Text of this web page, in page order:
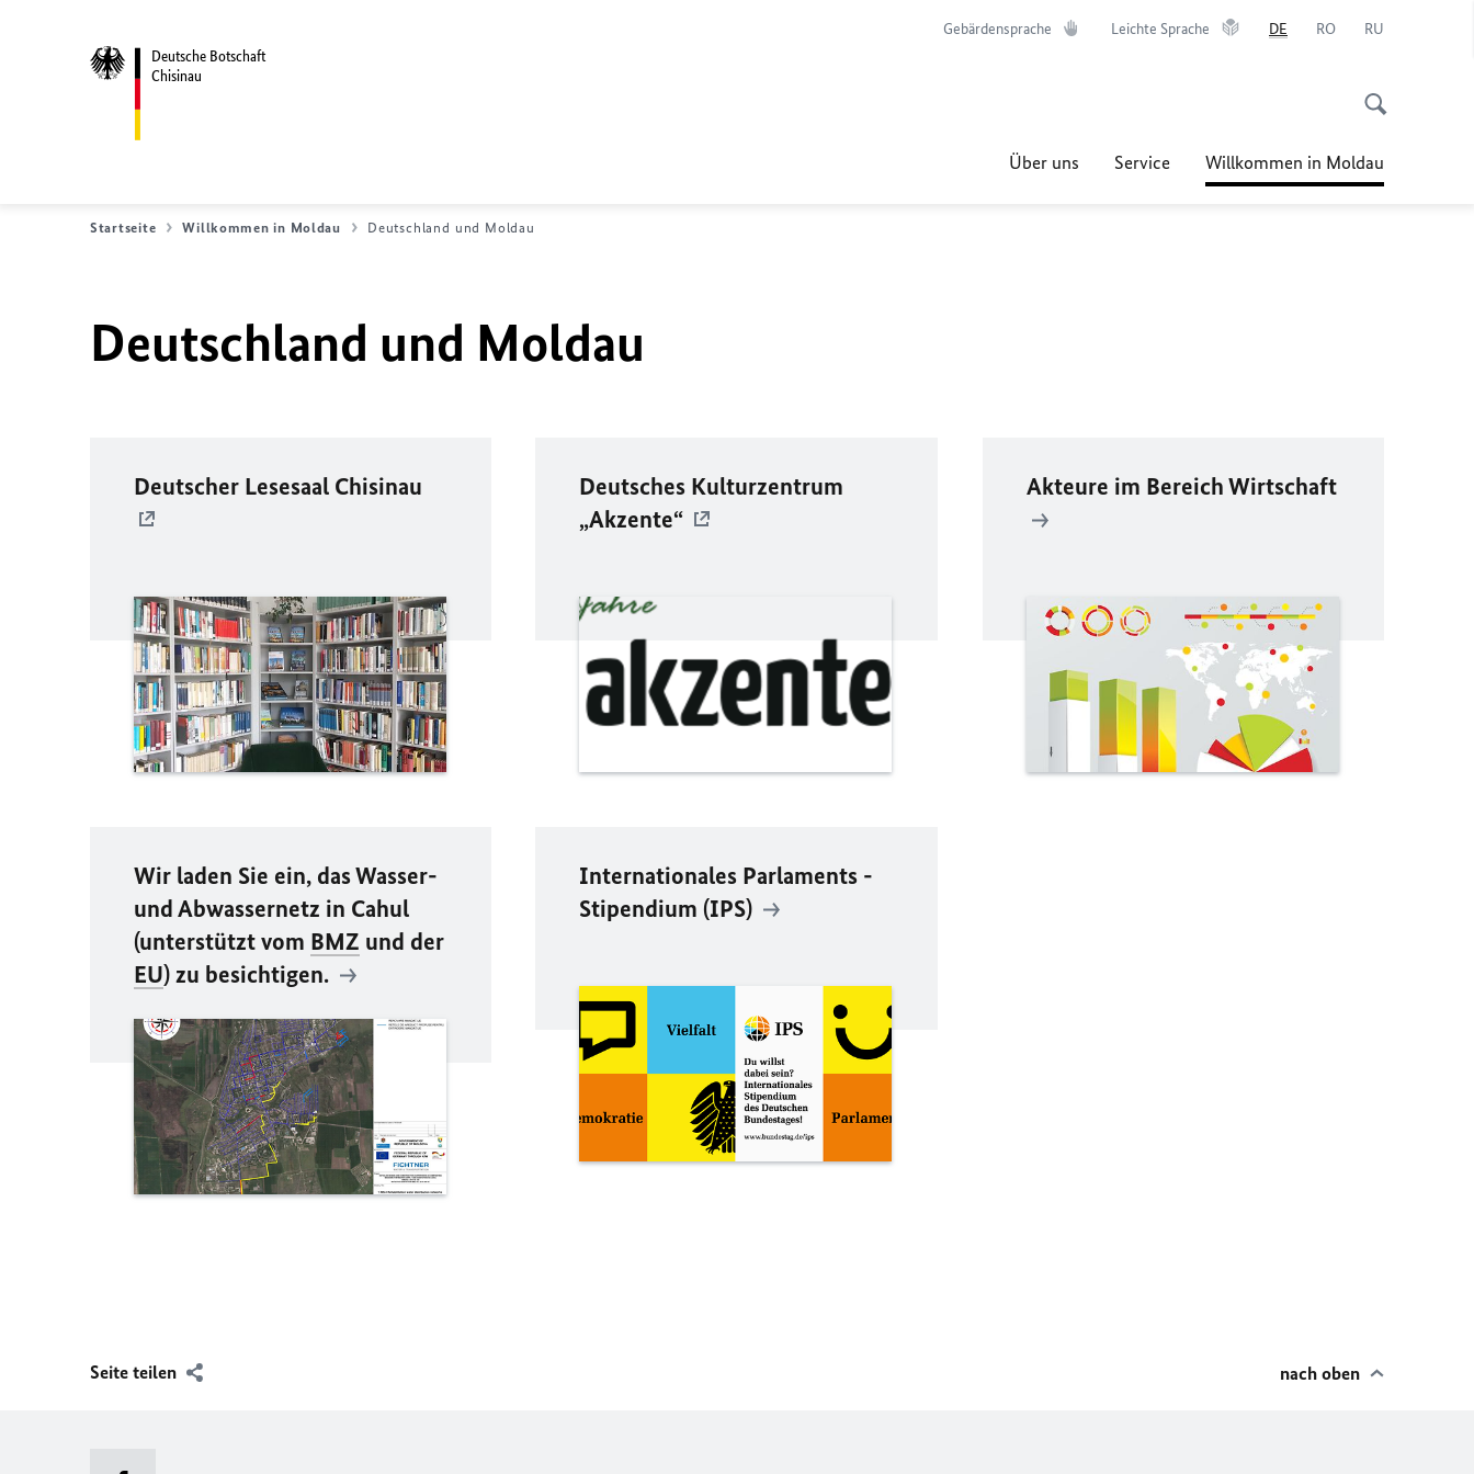
Deutsche Botschaft
Chisinau
Gebärdensprache Leichte Sprache DE RO RU
Über uns Service Willkommen in Moldau
Startseite Willkommen in Moldau Deutschland und Moldau
Deutschland und Moldau
Deutscher Lesesaal Chisinau
Deutsches Kulturzentrum
„Akzente“
Akteure im Bereich Wirtschaft
Wir laden Sie ein, das Wasser-
und Abwassernetz in Cahul
(unterstützt vom BMZ und der
EU) zu besichtigen.
Internationales Parlaments -
Stipendium (IPS)
Seite teilen nach oben